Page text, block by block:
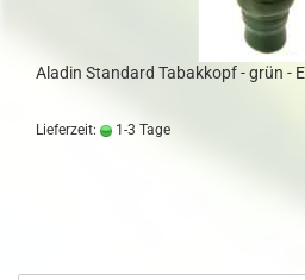
Aladin Standard Tabakkopf - grün -
Lieferzeit: 1-3 Tage